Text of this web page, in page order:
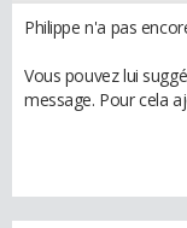
Philippe n'a pas
Vous pouvez lui
message. Pour cela